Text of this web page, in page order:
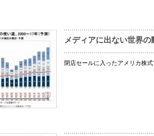
メディアに出ない世界
閉店セールに入ったアメリカ株